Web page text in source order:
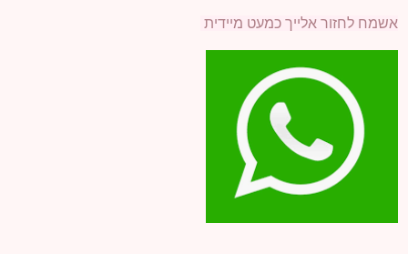
אשמח לחזור אלייך כמעט מיידית